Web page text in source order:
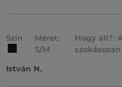
Szín
Méret:
S/M
Hogy áll?:
István N.